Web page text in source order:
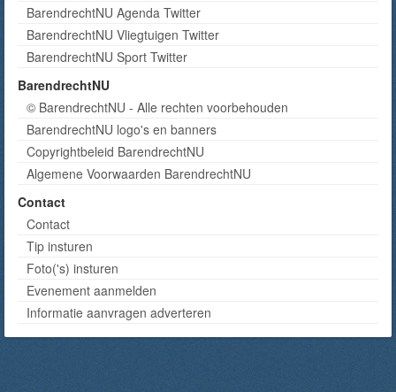
BarendrechtNU Agenda Twitter
BarendrechtNU Vliegtuigen Twitter
BarendrechtNU Sport Twitter
BarendrechtNU
© BarendrechtNU - Alle rechten voorbehouden
BarendrechtNU logo's en banners
Copyrightbeleid BarendrechtNU
Algemene Voorwaarden BarendrechtNU
Contact
Contact
Tip insturen
Foto('s) insturen
Evenement aanmelden
Informatie aanvragen adverteren